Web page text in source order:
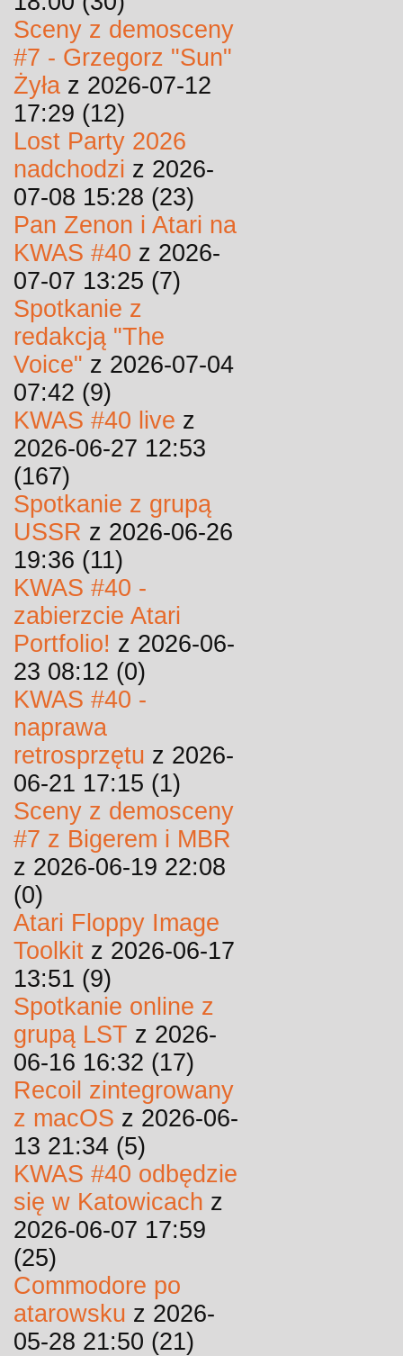
Sceny z demosceny
#7 - Grzegorz "Sun"
Żyła z 2026-07-12
17:29 (12)
Lost Party 2026
nadchodzi z 2026-
07-08 15:28 (23)
Pan Zenon i Atari na
KWAS #40 z 2026-
07-07 13:25 (7)
Spotkanie z
redakcją "The
Voice" z 2026-07-04
07:42 (9)
KWAS #40 live z
2026-06-27 12:53
(167)
Spotkanie z grupą
USSR z 2026-06-26
19:36 (11)
KWAS #40 -
zabierzcie Atari
Portfolio! z 2026-06-
23 08:12 (0)
KWAS #40 -
naprawa
retrosprzętu z 2026-
06-21 17:15 (1)
Sceny z demosceny
#7 z Bigerem i MBR
z 2026-06-19 22:08
(0)
Atari Floppy Image
Toolkit z 2026-06-17
13:51 (9)
Spotkanie online z
grupą LST z 2026-
06-16 16:32 (17)
Recoil zintegrowany
z macOS z 2026-06-
13 21:34 (5)
KWAS #40 odbędzie
się w Katowicach z
2026-06-07 17:59
(25)
Commodore po
atarowsku z 2026-
05-28 21:50 (21)